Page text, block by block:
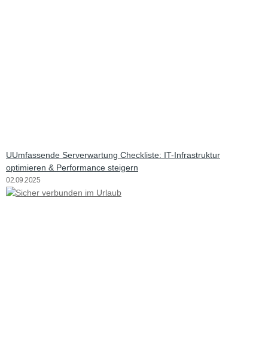
UUmfassende Serverwartung Checkliste: IT-Infrastruktur
optimieren & Performance steigern
02.09.2025